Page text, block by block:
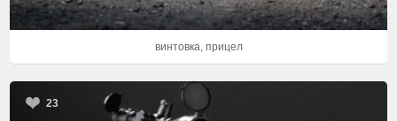
винтовка, прицел
23